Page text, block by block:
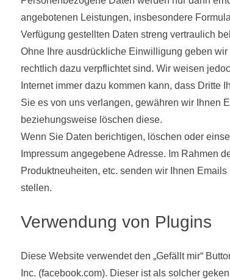
angebotenen Leistungen, insbesondere
Verfügung gestellten Daten streng vertraulich
Ohne Ihre ausdrückliche Einwilligung geben
rechtlich dazu verpflichtet sind. Wir weisen
Internet immer dazu kommen kann, dass Dritte
Sie es von uns verlangen, gewähren wir Ihnen
beziehungsweise löschen diese.
Wenn Sie Daten berichtigen, löschen oder
Impressum angegebene Adresse. Im Rahmen
Produktneuheiten, etc. senden wir Ihnen
stellen.
Verwendung von Plugins
Diese Website verwendet den „Gefällt mir“
Inc. (facebook.com). Dieser ist als solcher